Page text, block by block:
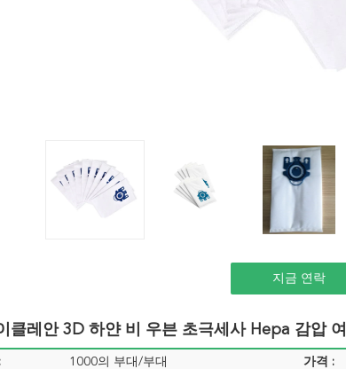
지금 연락
클레안 3D 하얀 비 우븐 초극세사 Hepa 감압
1000의 부대/부대 가격 :